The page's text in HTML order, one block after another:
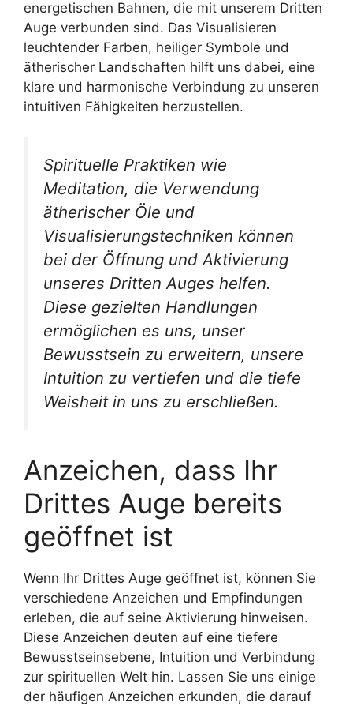
energetischen Bahnen, die mit unserem Dritten
Auge verbunden sind. Das Visualisieren
leuchtender Farben, heiliger Symbole und
ätherischer Landschaften hilft uns dabei, eine
klare und harmonische Verbindung zu unseren
intuitiven Fähigkeiten herzustellen.
Spirituelle Praktiken wie
Meditation, die Verwendung
ätherischer Öle und
Visualisierungstechniken können
bei der Öffnung und Aktivierung
unseres Dritten Auges helfen.
Diese gezielten Handlungen
ermöglichen es uns, unser
Bewusstsein zu erweitern, unsere
Intuition zu vertiefen und die tiefe
Weisheit in uns zu erschließen.
Anzeichen, dass Ihr
Drittes Auge bereits
geöffnet ist
Wenn Ihr Drittes Auge geöffnet ist, können Sie
verschiedene Anzeichen und Empfindungen
erleben, die auf seine Aktivierung hinweisen.
Diese Anzeichen deuten auf eine tiefere
Bewusstseinsebene, Intuition und Verbindung
zur spirituellen Welt hin. Lassen Sie uns einige
der häufigen Anzeichen erkunden, die darauf